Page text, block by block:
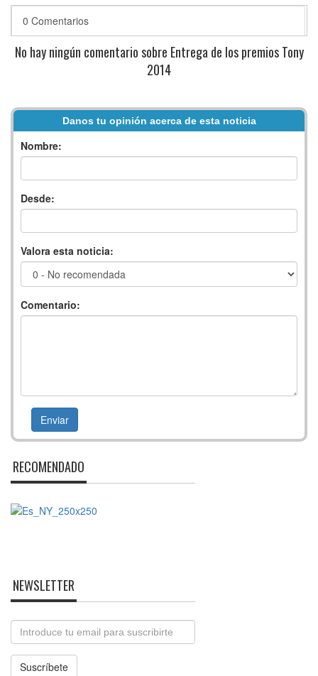
0 Comentarios
No hay ningún comentario sobre Entrega de los premios Tony
2014
Danos tu opinión acerca de esta noticia
Nombre:
Desde:
Valora esta noticia:
Comentario:
RECOMENDADO
NEWSLETTER
Email
Suscríbete